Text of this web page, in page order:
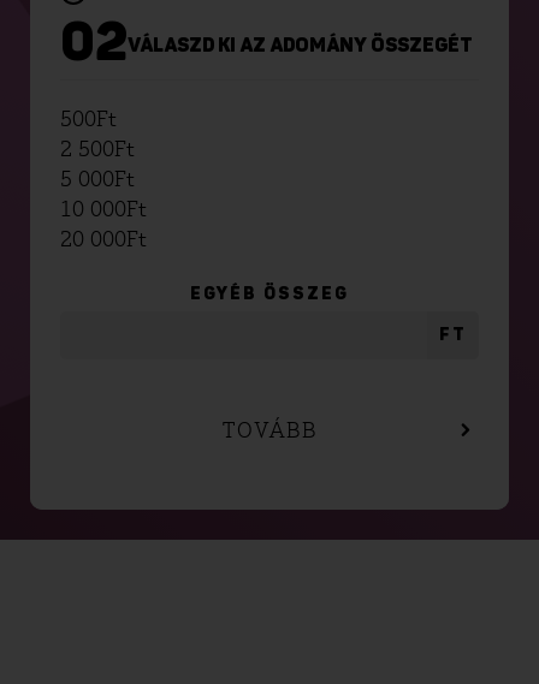
02VÁLASZD KI AZ ADOMÁNY ÖSSZEGÉT
500Ft
2 500Ft
5 000Ft
10 000Ft
20 000Ft
EGYÉB ÖSSZEG
FT
TOVÁBB